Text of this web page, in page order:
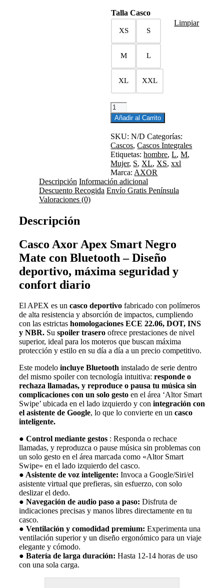
Talla Casco
XS S
M L
XL XXL
Limpiar
CASCO
INTEGRAL
APEX
SMART
HELMET
NEGRO
MATE
cantidad
Añadir al Carrito
SKU:N/D Categorías:
Cascos,Cascos Integrales
Etiquetas:hombre,L,M,
Mujer, S, XL, XS,xxl
Marca: AXOR
Descripción Información adicional
Descuento Recogida Envío Gratis Península
Valoraciones (0)
Descripción
Casco Axor Apex Smart Negro
Mate con Bluetooth – Diseño
deportivo, máxima seguridad y
confort diario
El APEX es un casco deportivo fabricado con polímeros
de alta resistencia y absorción de impactos, cumpliendo
con las estrictas homologaciones ECE 22.06, DOT, INS
y NBR. Su spoiler trasero ofrece prestaciones de nivel
superior, ideal para los moteros que buscan máxima
protección y estilo en su día a día a un precio competitivo.
Este modelo incluye Bluetooth instalado de serie dentro
del mismo spoiler con tecnología intuitiva: responde o
rechaza llamadas, y reproduce o pausa tu música sin
complicaciones con un solo gesto en el área ‘Altor Smart
Swipe’ ubicada en el lado izquierdo y con integración con
el asistente de Google, lo que lo convierte en un casco
inteligente.
● Control mediante gestos : Responda o rechace
llamadas, y reproduzca o pause música sin problemas con
un solo gesto en el área marcada como «Altor Smart
Swipe» en el lado izquierdo del casco.
● Asistente de voz inteligente: Invoca a Google/Siri/el
asistente virtual que prefieras, sin esfuerzo, con solo
deslizar el dedo.
● Navegación de audio paso a paso: Disfruta de
indicaciones precisas y manos libres directamente en tu
casco.
● Ventilación y comodidad premium: Experimenta una
ventilación superior y un diseño ergonómico para un viaje
elegante y cómodo.
● Batería de larga duración: Hasta 12-14 horas de uso
con una sola carga.